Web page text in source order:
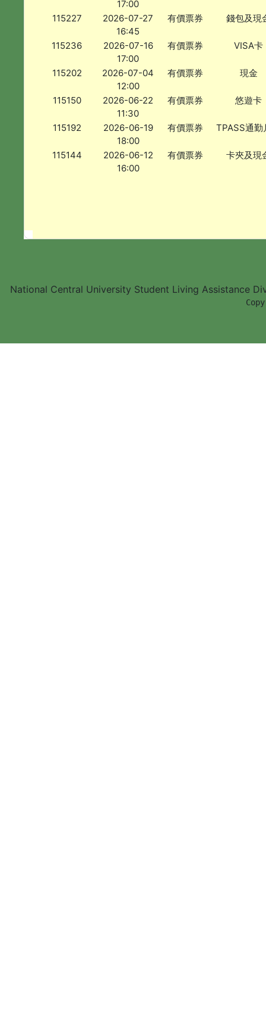
17:00
115227
2026-07-27
16:45
有價票券 錢包及現
115236
2026-07-16
17:00
有價票券 VISA卡
115202
2026-07-04
12:00
有價票券 現金
115150
2026-06-22
11:30
有價票券 悠遊卡
115192
2026-06-19
18:00
有價票券 TPASS通勤
115144
2026-06-12
16:00
有價票券 卡夾及現
National Central University Student Living Assistance